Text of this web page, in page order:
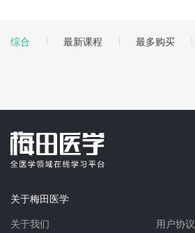
综合 最新课程 最多购买
关于梅田医学
关于我们
用户协议